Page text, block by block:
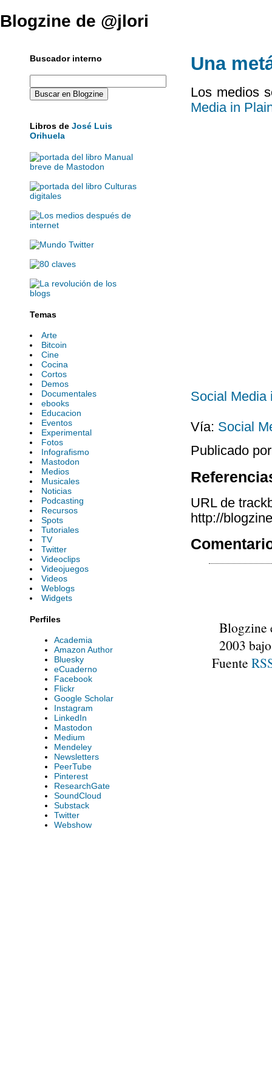
Blogzine de @jlori
Buscador interno
Libros de José Luis
Orihuela
Temas
Arte
Bitcoin
Cine
Cocina
Cortos
Demos
Documentales
ebooks
Educacion
Eventos
Experimental
Fotos
Infografismo
Mastodon
Medios
Musicales
Noticias
Podcasting
Recursos
Spots
Tutoriales
TV
Twitter
Videoclips
Videojuegos
Videos
Weblogs
Widgets
Perfiles
Academia
Amazon Author
Bluesky
eCuaderno
Facebook
Flickr
Google Scholar
Instagram
LinkedIn
Mastodon
Medium
Mendeley
Newsletters
PeerTube
Pinterest
ResearchGate
SoundCloud
Substack
Twitter
Webshow
Una
Los medios
Media in
Social Media
Vía: Social
Publicado
URL de
http://
Blogzine
2003
Fuente